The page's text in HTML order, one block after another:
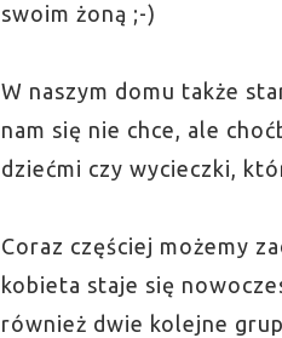
swoim żoną ;-)
W naszym domu także
nam się nie chce, ale
dziećmi czy wycieczki,
Coraz częściej możemy
kobieta staje się
również dwie kolejne